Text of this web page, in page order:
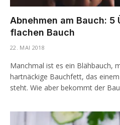
Abnehmen am Bauch: 5
flachen Bauch
22. MAI 2018
Manchmal ist es ein Blähbauch,
hartnäckige Bauchfett, das
steht. Wie aber bekommt der